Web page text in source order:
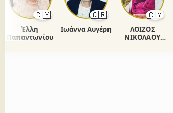
🇨🇾
Έλλη
🇬🇷
Ιωάννα Αυγέρη
🇨🇾
ΛΟΙΖΟΣ
ΝΙΚΟΛΑΟΥ